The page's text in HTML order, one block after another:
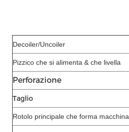
Decoiler/Uncoiler
Pizzico che si alimenta & che livella
Perforazione
Taglio
Rotolo principale che forma macchina